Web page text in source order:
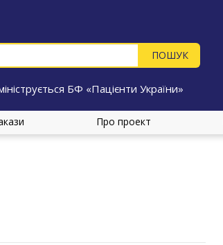
БФ «Пацієнти України»
Про проект